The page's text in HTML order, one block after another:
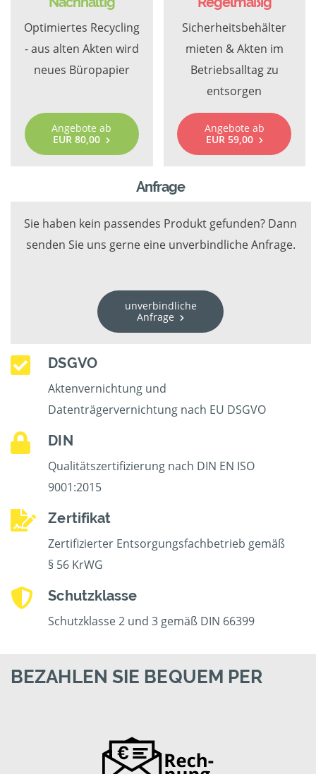
Optimiertes Recycling
- aus alten Akten wird
neues Büropapier
Angebote ab
EUR 80,00
Sicherheitsbehälter
mieten & Akten im
Betriebsalltag zu
entsorgen
Angebote ab
EUR 59,00
Anfrage
Sie haben kein passendes Produkt gefunden? Dann
senden Sie uns gerne eine unverbindliche Anfrage.
unverbindliche
Anfrage
DSGVO
Aktenvernichtung und
Datenträgervernichtung nach EU DSGVO
DIN
Qualitätszertifizierung nach DIN EN ISO
9001:2015
Zertifikat
Zertifizierter Entsorgungsfachbetrieb gemäß
§ 56 KrWG
Schutzklasse
Schutzklasse 2 und 3 gemäß DIN 66399
BEZAHLEN SIE BEQUEM PER